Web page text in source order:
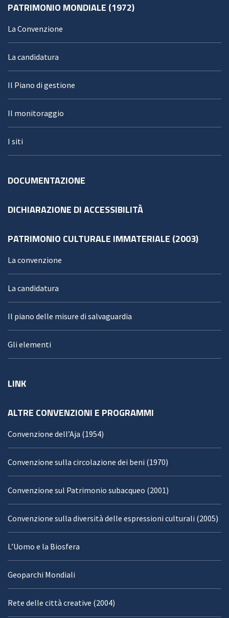
PATRIMONIO MONDIALE (1972)
La Convenzione
La candidatura
Il Piano di gestione
Il monitoraggio
I siti
DOCUMENTAZIONE
DICHIARAZIONE DI ACCESSIBILITÀ
PATRIMONIO CULTURALE IMMATERIALE (2003)
La convenzione
La candidatura
Il piano delle misure di salvaguardia
Gli elementi
LINK
ALTRE CONVENZIONI E PROGRAMMI
Convenzione dell’Aja (1954)
Convenzione sulla circolazione dei beni (1970)
Convenzione sul Patrimonio subacqueo (2001)
Convenzione sulla diversità delle espressioni culturali (2005)
L’Uomo e la Biosfera
Geoparchi Mondiali
Rete delle città creative (2004)